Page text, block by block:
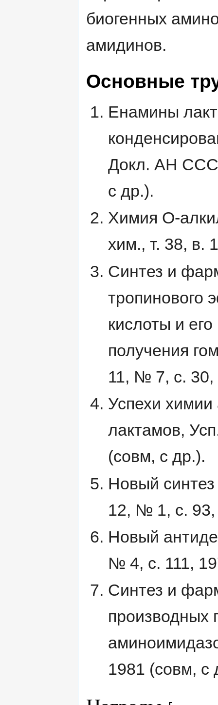
биогенных
амидинов.
Основные
Енамины
Докл. АН
с др.).
Химия О-
хим., т. 38, в.
Синтез и
тропинового
кислоты и
получения
11, № 7, с. 30,
Успехи
лактамов,
(совм, с др.).
Новый
12, № 1, с. 93,
Новый
№ 4, с. 111,
Синтез и
производных
1981 (совм, с